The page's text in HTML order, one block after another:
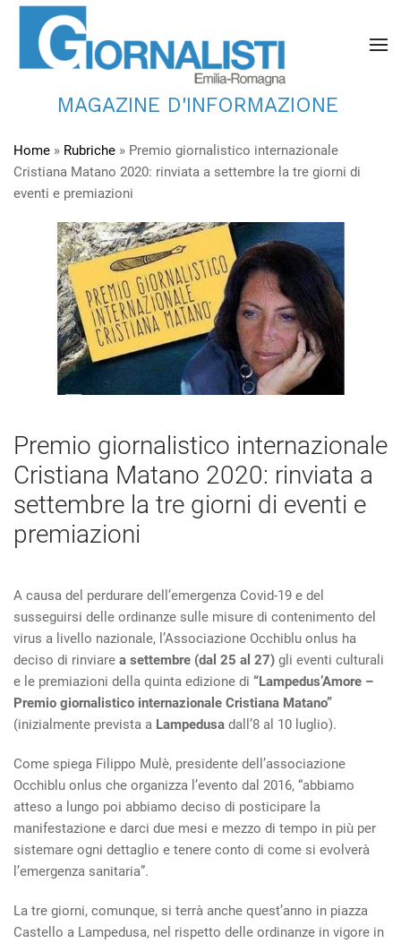
MAGAZINE D'INFORMAZIONE
Home » Rubriche » Premio giornalistico internazionale
Cristiana Matano 2020: rinviata a settembre la tre giorni di
eventi e premiazioni
Premio giornalistico internazionale
Cristiana Matano 2020: rinviata a
settembre la tre giorni di eventi e
premiazioni
A causa del perdurare dell’emergenza Covid-19 e del
susseguirsi delle ordinanze sulle misure di contenimento del
virus a livello nazionale, l’Associazione Occhiblu onlus ha
deciso di rinviare a settembre (dal 25 al 27) gli eventi culturali
e le premiazioni della quinta edizione di “Lampedus’Amore –
Premio giornalistico internazionale Cristiana Matano”
(inizialmente prevista a Lampedusa dall’8 al 10 luglio).
Come spiega Filippo Mulè, presidente dell’associazione
Occhiblu onlus che organizza l’evento dal 2016, “abbiamo
atteso a lungo poi abbiamo deciso di posticipare la
manifestazione e darci due mesi e mezzo di tempo in più per
sistemare ogni dettaglio e tenere conto di come si evolverà
l’emergenza sanitaria”.
La tre giorni, comunque, si terrà anche quest’anno in piazza
Castello a Lampedusa, nel rispetto delle ordinanze in vigore in